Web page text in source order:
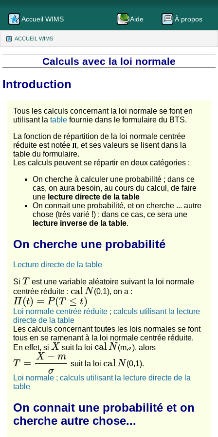
Accueil WIMS Aide À propos
ACCUEIL WIMS(CURRENT)
Calculs avec la loi normale
Introduction
Tous les calculs concernant la loi normale se font en
utilisant la tablefournie dans le formulaire du BTS.
La fonction de répartition de la loi normale centrée
réduite est notée
, et ses valeurs se lisent dans la
table du formulaire.
Les calculs peuvent se répartir en deux catégories :
On cherche à calculer une probabilité ; dans ce
cas, on aura besoin, au cours du calcul, de faire
une lecture directe de la table
On connait une probabilité, et on cherche ... autre
chose (très varié !) ; dans ce cas, ce sera une
lecture inverse de la table.
On cherche une probabilité
Lecture directe de la table
Si
T
est une variable aléatoire suivant la loi normale
centrée réduite :
calN
(0,1), on a :
Π(t)=P (T≤t)
Loi normale centrée réduite ; calculs utilisant la lecture
directe de la table
Les calculs concernant toutes les lois normales se font
tous en se ramenant à la loi normale centrée réduite.
En effet, si
X
suit la loi
calN
(m, ), alors
T= mσ
suit la loi
cal N
(0,1).
Loi normale ; calculs utilisant la lecture directe de la
table
On connait une probabilité et on
cherche autre chose...